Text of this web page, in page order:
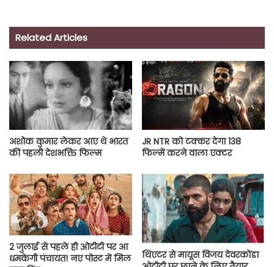
Related Articles
अशोक कुमार लेकर आए थे भारत
की पहली देशभक्ति फिल्म
JR NTR को टक्कर देगा 138
फिल्में करने वाला एक्टर
2 जुलाई से पहले ही ओटीटी पर आ
धमकेगी पंचायत! नए पोस्ट में मिल
थिएटर से मायूस विजय देवरकोंडा